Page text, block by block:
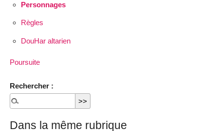
Personnages
Règles
DouHar altarien
Poursuite
Rechercher :
Dans la même rubrique